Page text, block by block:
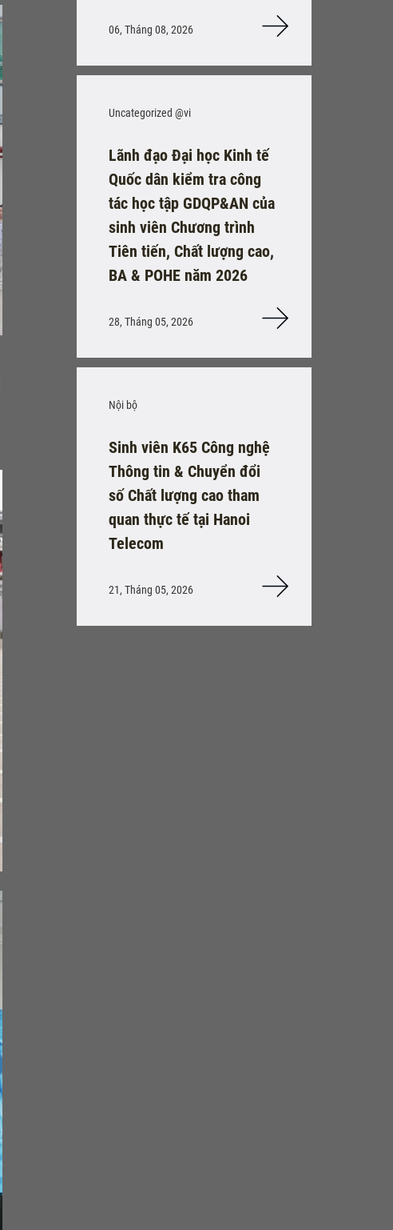
06, Tháng 08, 2026
Uncategorized @vi
Lãnh đạo Đại học Kinh tế
Quốc dân kiểm tra công
tác học tập GDQP&AN của
sinh viên Chương trình
Tiên tiến, Chất lượng cao,
BA & POHE năm 2026
28, Tháng 05, 2026
Nội bộ
Sinh viên K65 Công nghệ
Thông tin & Chuyển đổi
số Chất lượng cao tham
quan thực tế tại Hanoi
Telecom
21, Tháng 05, 2026